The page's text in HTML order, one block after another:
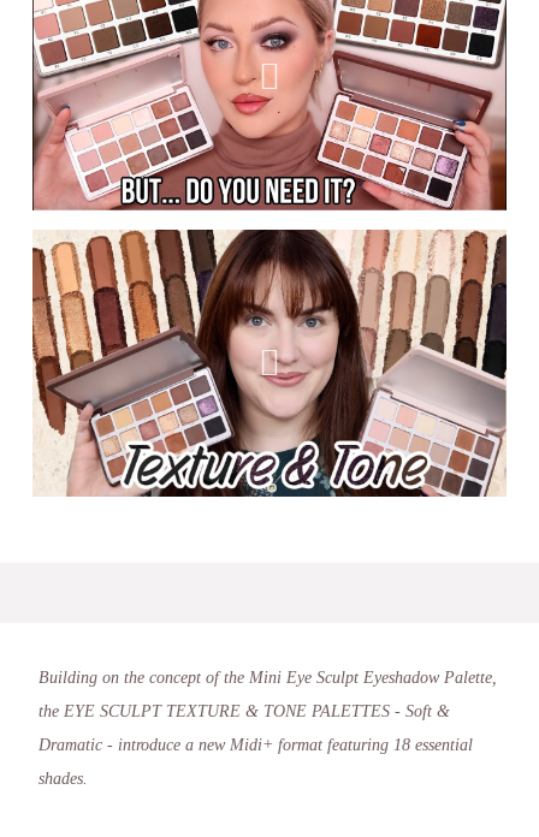
Building on the concept of the Mini Eye Sculpt Eyeshadow Palette,
the EYE SCULPT TEXTURE & TONE PALETTES - Soft &
Dramatic - introduce a new Midi+ format featuring 18 essential
shades.